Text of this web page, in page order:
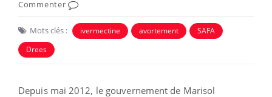
Commenter
Mots clés : ivermectine avortement
SAFA
Drees
Depuis mai 2012, le gouvernement de Marisol